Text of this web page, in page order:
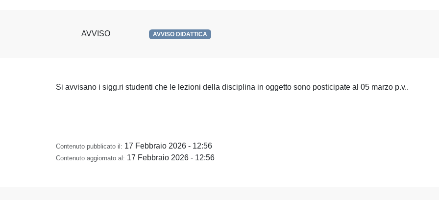
AVVISO AVVISO DIDATTICA
Si avvisano i sigg.ri studenti che le lezioni della disciplina in oggetto sono posticipate al 05 marzo p.v..
Contenuto pubblicato il: 17 Febbraio 2026 - 12:56
Contenuto aggiornato al: 17 Febbraio 2026 - 12:56